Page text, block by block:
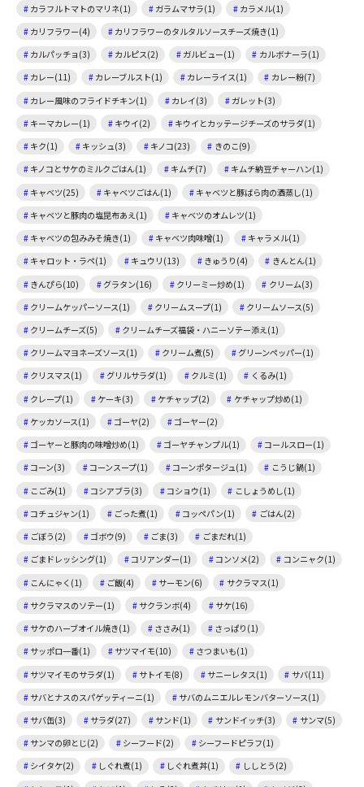
カラフルトマトのマリネ(1) ガラムマサラ(1)
カラメル(1)
カリフラワー(4)
カリフラワーのタルタルソースチーズ焼き(1)
カルパッチョ(3)
カルピス(2) ガルビュー(1)
カルボナーラ(1)
カレー(11)
カレーブルスト(1) カレーライス(1)
カレー粉(7)
カレー風味のフライドチキン(1)
カレイ(3)
ガレット(3)
キーマカレー(1)
キウイ(2)
キウイとカッテージチーズのサラダ(1)
キク(1)
キッシュ(3) キノコ(23)
きのこ(9)
キノコとサケのミルクごはん(1)
キムチ(7)
キムチ納豆チャーハン(1)
キャベツ(25)
キャベツごはん(1)
キャベツと豚ばら肉の酒蒸し(1)
キャベツと豚肉の塩昆布あえ(1)
キャベツのオムレツ(1)
キャベツの包みみそ焼き(1)
キャベツ肉味噌(1)
キャラメル(1)
キャロット・ラペ(1)
キュウリ(13) きゅうり(4)
きんとん(1)
きんぴら(10)
グラタン(16) クリーミー炒め(1)
クリーム(3)
クリームケッパーソース(1)
クリームスープ(1)
クリームソース(5)
クリームチーズ(5)
クリームチーズ福袋・ハニーソテー添え(1)
クリームマヨネーズソース(1)
クリーム煮(5)
グリーンペッパー(1)
クリスマス(1)
グリルサラダ(1) クルミ(1)
くるみ(1)
クレープ(1)
ケーキ(3) ケチャップ(2)
ケチャップ炒め(1)
ケッカソース(1)
ゴーヤ(2)
ゴーヤー(2)
ゴーヤーと豚肉の味噌炒め(1)
ゴーヤチャンプル(1)
コールスロー(1)
コーン(3)
コーンスープ(1) コーンポタージュ(1)
こうじ鍋(1)
こごみ(1)
コシアブラ(3) コショウ(1)
こしょうめし(1)
コチュジャン(1)
ごった煮(1) コッペパン(1)
ごはん(2)
ごぼう(2)
ゴボウ(9) ごま(3)
ごまだれ(1)
ごまドレッシング(1)
コリアンダー(1) コンソメ(2)
コンニャク(1)
こんにゃく(1)
ご飯(4) サーモン(6)
サクラマス(1)
サクラマスのソテー(1)
サクランボ(4)
サケ(16)
サケのハーブオイル焼き(1)
ささみ(1)
さっぱり(1)
サッポロ一番(1)
サツマイモ(10)
さつまいも(1)
サツマイモのサラダ(1)
サトイモ(8) サニーレタス(1)
サバ(11)
サバとナスのスパゲッティーニ(1)
サバのムニエルレモンバターソース(1)
サバ缶(3)
サラダ(27) サンド(1) サンドイッチ(3)
サンマ(5)
サンマの卵とじ(2)
シーフード(2)
シーフードピラフ(1)
シイタケ(2)
しぐれ煮(1) しぐれ煮丼(1)
ししとう(2)